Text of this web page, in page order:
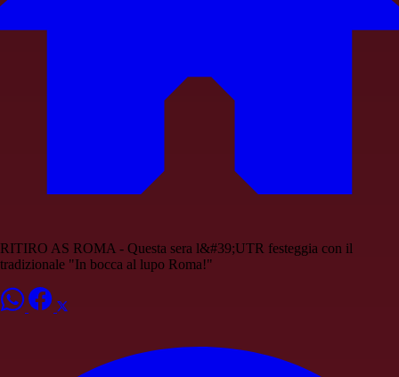
RITIRO AS ROMA - Questa sera l&#39;UTR festeggia con il
tradizionale "In bocca al lupo Roma!"